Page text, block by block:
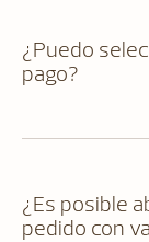
¿Puedo
pago?
¿Es posible
pedido con